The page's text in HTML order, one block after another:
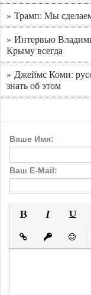
» Трамп: Мы
» Интервью
Крыму всегда
» Джеймс Коми:
знать об этом
Ваше Имя:
Ваш E-Mail:
Вставить